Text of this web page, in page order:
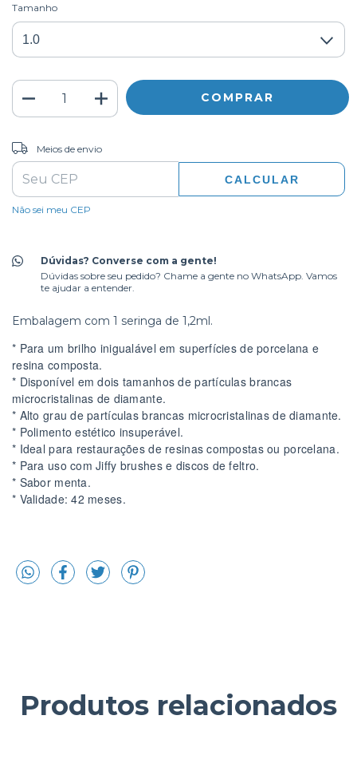
Tamanho
Entregas para o CEP:
Meios de envio
CALCULAR
Não sei meu CEP
Dúvidas? Converse com a gente!
Dúvidas sobre seu pedido? Chame a gente no WhatsApp. Vamos
te ajudar a entender.
Embalagem com 1 seringa de 1,2ml.
* Para um brilho inigualável em superfícies de porcelana e
resina composta.
* Disponível em dois tamanhos de partículas brancas
microcristalinas de diamante.
* Alto grau de partículas brancas microcristalinas de diamante.
* Polimento estético insuperável.
* Ideal para restaurações de resinas compostas ou porcelana.
* Para uso com Jiffy brushes e discos de feltro.
* Sabor menta.
* Validade: 42 meses.
Produtos relacionados